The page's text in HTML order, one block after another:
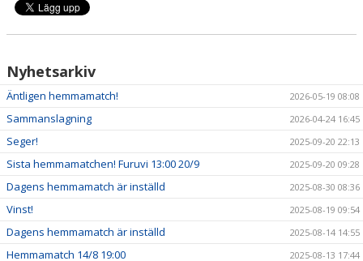
Nyhetsarkiv
Äntligen hemmamatch! 2026-05-19 08:08
Sammanslagning 2026-04-24 16:45
Seger! 2025-09-20 22:13
Sista hemmamatchen! Furuvi 13:00 20/9 2025-09-20 09:28
Dagens hemmamatch är inställd 2025-08-30 08:36
Vinst! 2025-08-19 09:54
Dagens hemmamatch är inställd 2025-08-14 14:55
Hemmamatch 14/8 19:00 2025-08-13 17:44